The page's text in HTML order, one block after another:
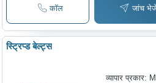
कॉल जांच
स्ट्रिप्ड बेल्ट्स
व्यापार प्रकार: